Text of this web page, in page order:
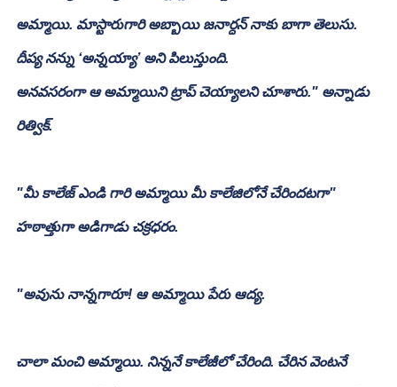
అమ్మాయి. మాస్టారుగారి అబ్బాయి జనార్దన్ నాకు బాగా తెలుసు.
దీప్య నన్ను ‘అన్నయ్యా’ అని పిలుస్తుంది.
అనవసరంగా ఆ అమ్మాయిని ట్రాప్ చెయ్యాలని చూశారు." అన్నాడు
రిత్విక్.
"మీ కాలేజ్ ఎండి గారి అమ్మాయి మీ కాలేజిలోనే చేరిందటగా"
హఠాత్తుగా అడిగాడు చక్రధరం.
"అవును నాన్నగారూ! ఆ అమ్మాయి పేరు ఆద్య.
చాలా మంచి అమ్మాయి. నిన్ననే కాలేజీలో చేరింది. చేరిన వెంటనే